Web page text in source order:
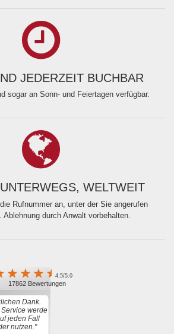
JEDERZEIT BUCHBAR
sogar an Sonn- und Feiertagen verfügbar.
WELTWEIT
Rufnummer an, unter der Sie angerufen
Ablehnung durch Anwalt vorbehalten.
4.5/5.0
17862 Bewertungen
Dank.
werde
jeden Fall
nutzen."